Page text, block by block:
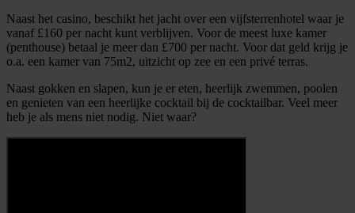
Naast het casino, beschikt het jacht over een vijfsterrenhotel waar je
vanaf £160 per nacht kunt verblijven. Voor de meest luxe kamer
(penthouse) betaal je meer dan £700 per nacht. Voor dat geld krijg je
o.a. een kamer van 75m2, uitzicht op zee en een privé terras.
Naast gokken en slapen, kun je er eten, heerlijk zwemmen, poolen
en genieten van een heerlijke cocktail bij de cocktailbar. Veel meer
heb je als mens niet nodig. Niet waar?